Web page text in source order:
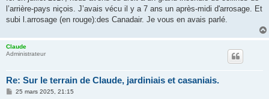
l’arrière-pays niçois. J’avais vécu il y a 7 ans un après-midi d'arrosage. Et
subi l.arrosage (en rouge):des Canadair. Je vous en avais parlé.
Claude
Administrateur
Re: Sur le terrain de Claude, jardiniais et casaniais.
M25 mars 2025, 21:15